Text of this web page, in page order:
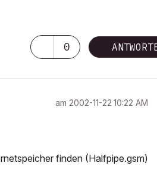
0
am ‎2002-11-22 10:22 AM
finden (Halfpipe.gsm)